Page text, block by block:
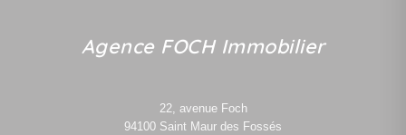
Agence FOCH Immobilier
22, avenue Foch
94100 Saint Maur des Fossés